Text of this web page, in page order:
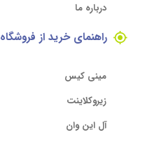
درباره ما
راهنمای خرید از فروشگاه
مینی کیس
زیروکلاینت
آل این وان